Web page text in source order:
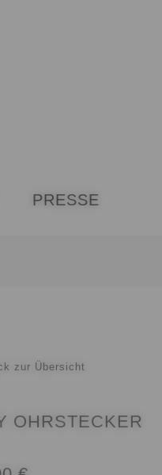
PRESSE
zur Übersicht
OHRSTECKER